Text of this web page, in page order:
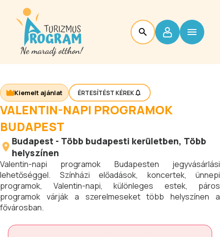
Kiemelt ajánlat ÉRTESÍTÉST KÉREK
VALENTIN-NAPI PROGRAMOK
BUDAPEST
Budapest - Több budapesti kerületben, Több
helyszínen
Valentin-napi programok Budapesten jegyvásárlási
lehetőséggel. Színházi előadások, koncertek, ünnepi
programok, Valentin-napi, különleges estek, páros
programok várják a szerelmeseket több helyszínen a
fővárosban.